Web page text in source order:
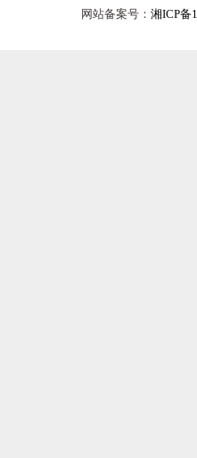
网站备案号： 湘ICP备